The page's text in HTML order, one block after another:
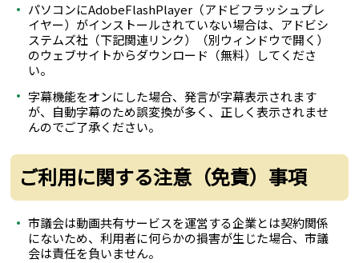
パソコンにAdobeFlashPlayer（アドビフラッシュプレ
イヤー）がインストールされていない場合は、アドビシ
ステムズ社（下記関連リンク）（別ウィンドウで開く）
のウェブサイトからダウンロード（無料）してくださ
い。
字幕機能をオンにした場合、発言が字幕表示されます
が、自動字幕のため誤変換が多く、正しく表示されませ
んのでご了承ください。
ご利用に関する注意（免責）事項
市議会は動画共有サービスを運営する企業とは契約関係
にないため、利用者に何らかの損害が生じた場合、市議
会は責任を負いません。